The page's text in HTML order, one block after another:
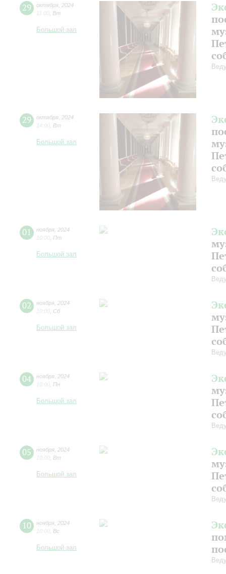
29 октября 2024
11:00 Вт
Большой зал
29 октября 2024
14:00 Вт
Большой зал
01 ноября 2024
10:00 Пт
Большой зал
02 ноября 2024
10:00 Сб
Большой зал
04 ноября 2024
10:00 Пн
Большой зал
05 ноября 2024
10:00 Вт
Большой зал
10 ноября 2024
10:00 Вс
Большой зал